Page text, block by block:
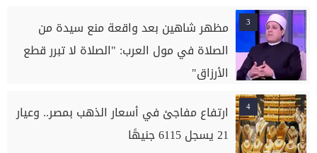
3
مظهر شاهين بعد واقعة منع سيدة من
الصلاة في مول العرب: "الصلاة لا تبرر قطع
الأرزاق"
4
ارتفاع مفاجئ في أسعار الذهب بمصر.. وعيار
21 يسجل 6115 جنيهًا